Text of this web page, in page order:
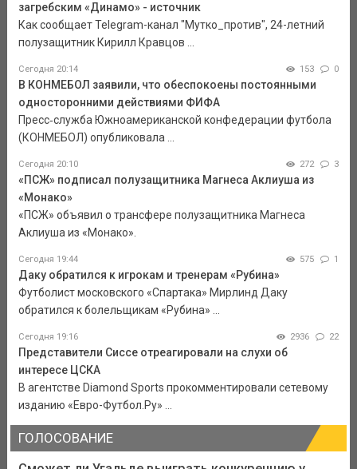
загребским «Динамо» - источник
Как сообщает Telegram-канал "Мутко_против", 24-летний
полузащитник Кирилл Кравцов ...
Сегодня 20:14 153 0
В КОНМЕБОЛ заявили, что обеспокоены постоянными
односторонними действиями ФИФА
Пресс‑служба Южноамериканской конфедерации футбола
(КОНМЕБОЛ) опубликовала ...
Сегодня 20:10 272 3
«ПСЖ» подписал полузащитника Магнеса Аклиуша из
«Монако»
«ПСЖ» объявил о трансфере полузащитника Магнеса
Аклиуша из «Монако».
Сегодня 19:44 575 1
Даку обратился к игрокам и тренерам «Рубина»
Футболист московского «Спартака» Мирлинд Даку
обратился к болельщикам «Рубина» ...
Сегодня 19:16 2936 22
Представители Сиссе отреагировали на слухи об
интересе ЦСКА
В агентстве Diamond Sports прокомментировали сетевому
изданию «Евро-Футбол.Ру» ...
ГОЛОСОВАНИЕ